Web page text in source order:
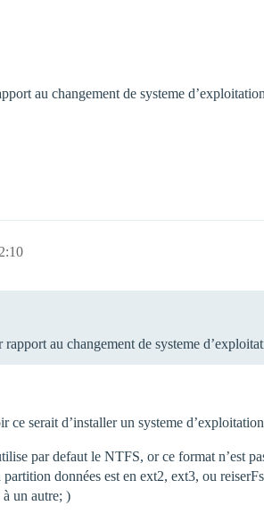
au changement de systeme
au changement de systeme
ce serait d’installer un systeme
par defaut le NTFS, or ce format n’est
données est en ext2, ext3, ou
un autre; )